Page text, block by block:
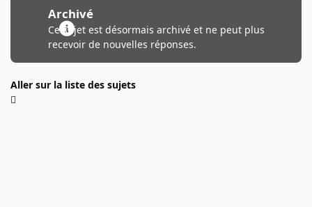
Archivé
Ce sujet est désormais archivé et ne peut plus
recevoir de nouvelles réponses.
Aller sur la liste des sujets